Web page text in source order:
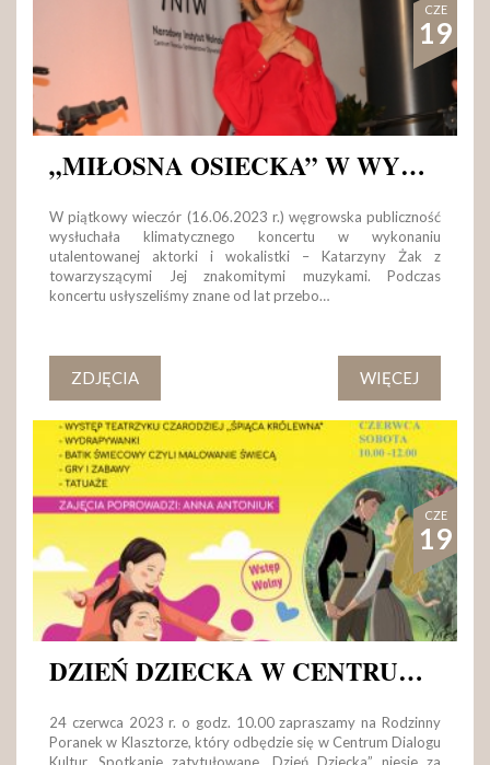
CZE
19
„MIŁOSNA OSIECKA” W WYKONANIU KATARZYNY ŻAK
W piątkowy wieczór (16.06.2023 r.) węgrowska publiczność
wysłuchała klimatycznego koncertu w wykonaniu
utalentowanej aktorki i wokalistki – Katarzyny Żak z
towarzyszącymi Jej znakomitymi muzykami. Podczas
koncertu usłyszeliśmy znane od lat przebo…
WIĘCEJ
ZDJĘCIA
CZE
19
DZIEŃ DZIECKA W CENTRUM DIALOGU KULTUR
24 czerwca 2023 r. o godz. 10.00 zapraszamy na Rodzinny
Poranek w Klasztorze, który odbędzie się w Centrum Dialogu
Kultur. Spotkanie zatytułowane „Dzień Dziecka” niesie za